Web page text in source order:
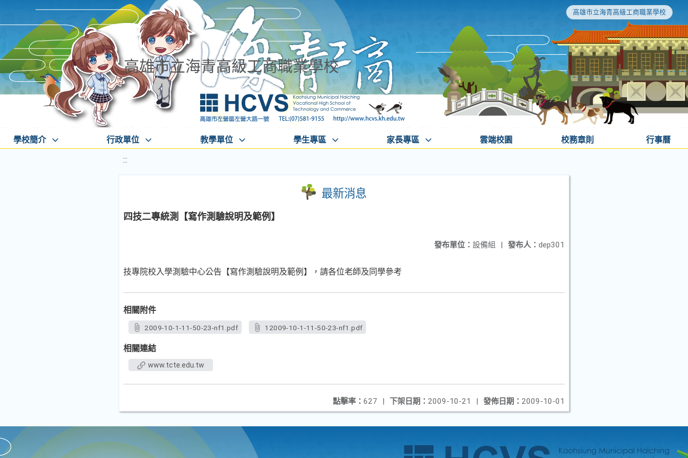
高雄市立海青高級工商職業學校
高雄市立海青高級工商職業學校
學校簡介 行政單位 教學單位 學生專區 家長專區 雲端校園 校務章則 行事曆
:::
最新消息
四技二專統測【寫作測驗說明及範例】
發布人： dep301
發布單位： 設備組 |
技專院校入學測驗中心公告【寫作測驗說明及範例】，請各位老師及同學參考
相關附件
2009-10-1-11-50-23-nf1.pdf 12009-10-1-11-50-23-nf1.pdf
相關連結
www.tcte.edu.tw
發佈日期： 2009-10-01
下架日期： 2009-10-21 |
點擊率： 627 |